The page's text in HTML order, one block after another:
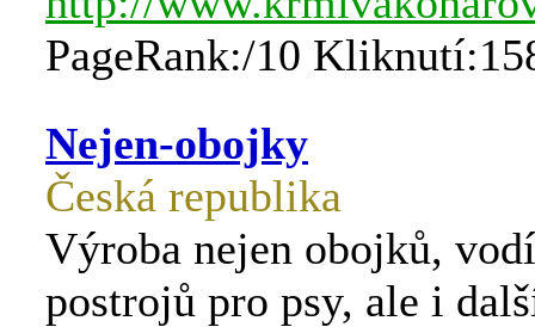
PageRank:/10
Nejen-obojky
Česká republika
Výroba nejen obojků,
postrojů pro psy, ale i